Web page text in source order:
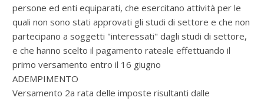
persone ed enti equiparati, che esercitano attività per le
quali non sono stati approvati gli studi di settore e che non
partecipano a soggetti "interessati" dagli studi di settore,
e che hanno scelto il pagamento rateale effettuando il
primo versamento entro il 16 giugno
ADEMPIMENTO
Versamento 2a rata delle imposte risultanti dalle